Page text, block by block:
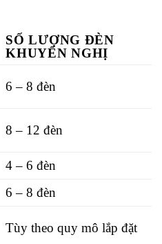
SỐ LƯỢNG ĐÈN
KHUYẾN NGHỊ
6 – 8 đèn
8 – 12 đèn
4 – 6 đèn
6 – 8 đèn
Tùy theo quy mô lắp đặt